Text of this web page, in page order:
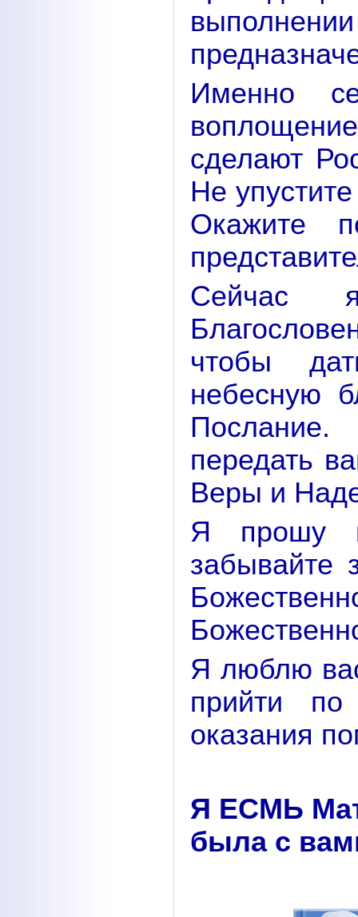
Именно
сделают
Не
Окажите
Сейчас
чтобы
небесную
передать
Веры и
Я прошу
забывайте
Я люблю
прийти
оказания
Я ЕСМЬ
была с